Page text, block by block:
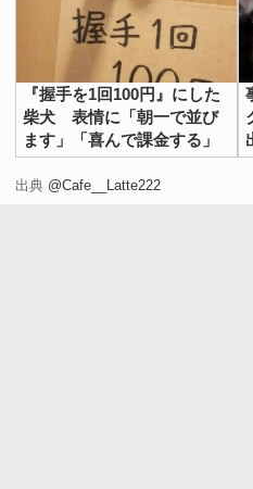
『握手を1回100円』にした
柴犬 表情に「朝一で並び
ます」「喜んで課金する」
出典 @Cafe__Latte222